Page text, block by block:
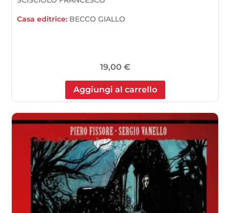
Casa editrice: BECCO GIALLO
19,00 €
Aggiungi al carrello